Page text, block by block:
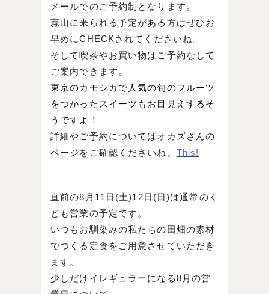
メールでのご予約制となります。
蒜山に来られる予定がある方はぜひお
早めにCHECKされてくださいね。
そして喫茶やお買い物はご予約なしで
ご案内できます。
東京のカモシカで人気の旬のフルーツ
をつかったスイーツもお目見えするそ
うですよ！
詳細やご予約についてはオカズさんの
ページをご確認くださいね。 This!
直前の8月11日(土)12日(日)は通常のく
ども営業の予定です。
いつもお馴染みの私たちの田畑の素材
でつくる定食をご用意させていただき
ます。
少しだけイレギュラーになる8月の営